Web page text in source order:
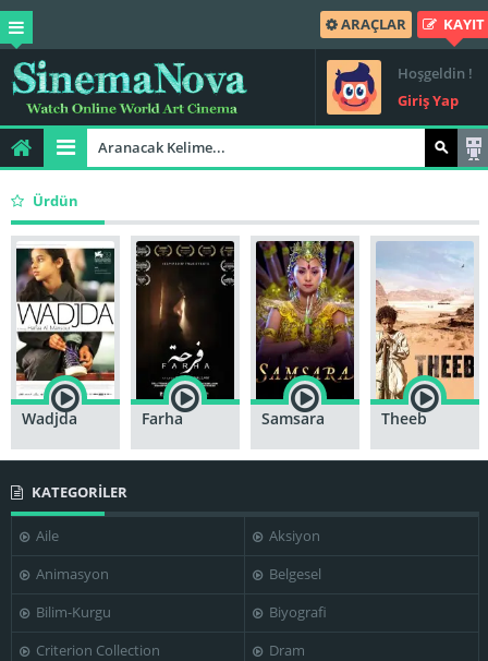
ARAÇLAR KAYIT
Hoşgeldin !
Giriş Yap
Ürdün
Wadjda Farha Samsara Theeb
KATEGORİLER
Aile
Aksiyon
Animasyon
Belgesel
Bilim-Kurgu
Biyografi
Criterion Collection
Dram